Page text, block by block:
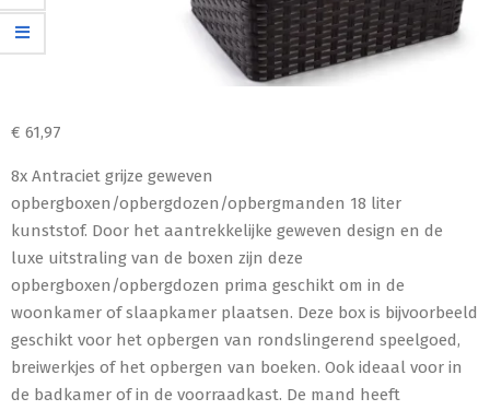
€ 61,97
8x Antraciet grijze geweven
opbergboxen/opbergdozen/opbergmanden 18 liter
kunststof. Door het aantrekkelijke geweven design en de
luxe uitstraling van de boxen zijn deze
opbergboxen/opbergdozen prima geschikt om in de
woonkamer of slaapkamer plaatsen. Deze box is bijvoorbeeld
geschikt voor het opbergen van rondslingerend speelgoed,
breiwerkjes of het opbergen van boeken. Ook ideaal voor in
de badkamer of in de voorraadkast. De mand heeft